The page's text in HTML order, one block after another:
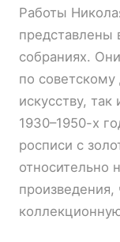
Работы
представлены
собраниях.
по
искусству,
1930–1950-х
росписи с
относительно